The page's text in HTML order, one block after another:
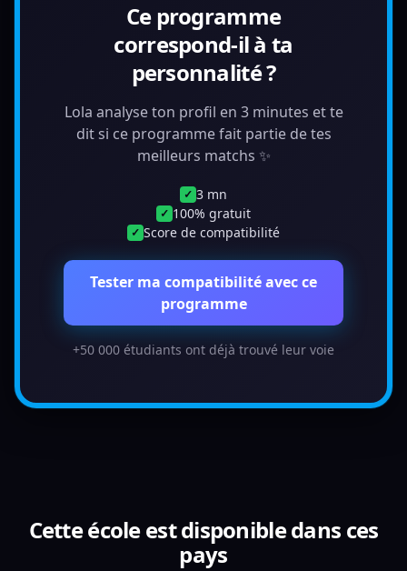
Ce programme
correspond-il à ta
personnalité ?
Lola analyse ton profil en 3 minutes et te
dit si ce programme fait partie de tes
meilleurs matchs ✨
✓ 3 mn
✓ 100% gratuit
✓ Score de compatibilité
Tester ma compatibilité avec ce
programme
+50 000 étudiants ont déjà trouvé leur voie
Cette école est disponible dans ces
pays